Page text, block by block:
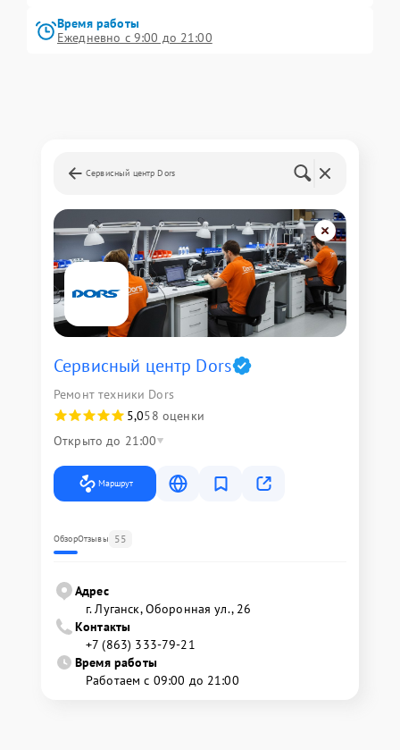
Время работы
Ежедневно с 9:00 до 21:00
Сервисный центр Dors
Сервисный центр Dors
Ремонт техники Dors
5,058 оценки
Открыто до 21:00
Маршрут
ОбзорОтзывы 55
Адрес
г. Луганск, Оборонная ул., 26
Контакты
+7 (863) 333-79-21
Время работы
Работаем с 09:00 до 21:00